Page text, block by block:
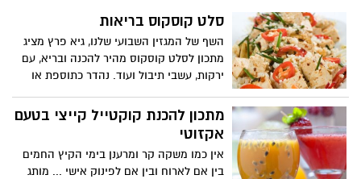
סלט קוסקוס בריאות
השף של המגזין השבועי שלנו, גיא פרץ מציג
מתכון לסלט קוסקוס מהיר להכנה ובריא, עם
ירקות, עשבי תיבול ועוד. נהדר כתוספת או
מתכון להכנת קוקטייל קייצי בטעם
אקזוטי
אין כמו משקה קר ומרענן בימי הקיץ החמים
בין אם לארוח ובין אם לפינוק אישי ... מותג